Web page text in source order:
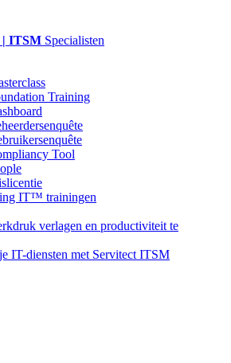
| ITSM Specialisten
Training
Tool
IT™ trainingen
verlagen en productiviteit te
IT-diensten met Servitect ITSM